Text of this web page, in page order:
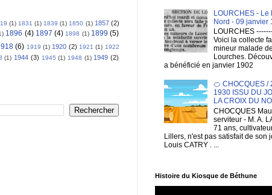
(1) 1831 (1) 1839 (1) 1850 (1) 1857 (2)
1896 (4) 1897 (4) 1898 (1) 1899 (5)
(6) 1919 (1) 1920 (2) 1921 (1) 1922
(1) 1944 (3) 1945 (1) 1948 (1) 1949 (2)
LOURCHES - Le
Nord - 09 janvier
LOURCHES
Voici la collecte
mineur malade
Lourches.
a bénéficié en janvier 1902
🍊 CHOCQUES /
1930 ISSU DU
LA CROIX DU
CHOCQUES
serviteur - M. A.
71 ans,
Lillers, n'est pas satisfait de son
Louis CATRY . ...
Histoire du Kiosque de Béthune